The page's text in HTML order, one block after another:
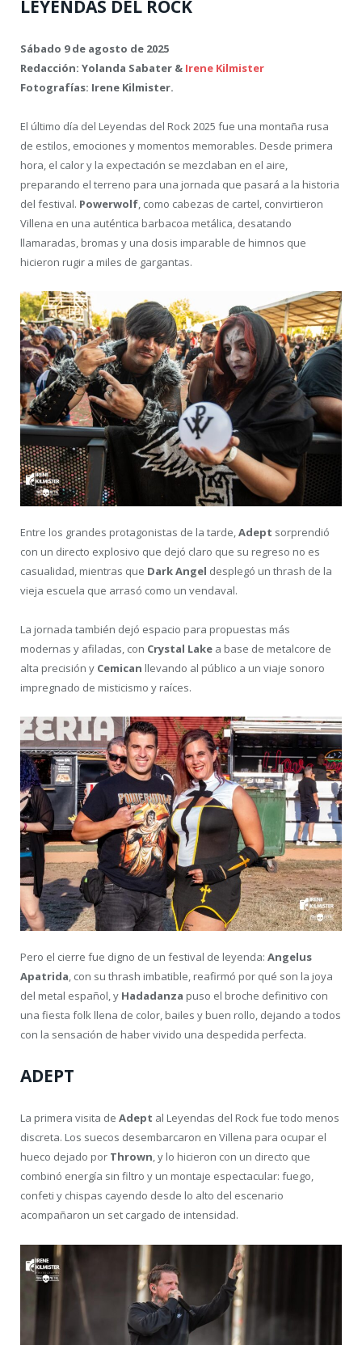
LEYENDAS DEL ROCK
Sábado 9 de agosto de 2025
Redacción: Yolanda Sabater & Irene Kilmister
Fotografías: Irene Kilmister.
El último día del Leyendas del Rock 2025 fue una montaña rusa
de estilos, emociones y momentos memorables. Desde primera
hora, el calor y la expectación se mezclaban en el aire,
preparando el terreno para una jornada que pasará a la historia
del festival. Powerwolf, como cabezas de cartel, convirtieron
Villena en una auténtica barbacoa metálica, desatando
llamaradas, bromas y una dosis imparable de himnos que
hicieron rugir a miles de gargantas.
Entre los grandes protagonistas de la tarde,Adept sorprendió
con un directo explosivo que dejó claro que su regreso no es
casualidad, mientras que Dark Angel desplegó un thrash de la
vieja escuela que arrasó como un vendaval.
La jornada también dejó espacio para propuestas más
modernas y afiladas, con Crystal Lake a base de metalcore de
alta precisión y Cemican llevando al público a un viaje sonoro
impregnado de misticismo y raíces.
Pero el cierre fue digno de un festival de leyenda: Angelus
Apatrida, con su thrash imbatible, reafirmó por qué son la joya
del metal español, y Hadadanza puso el broche definitivo con
una fiesta folk llena de color, bailes y buen rollo, dejando a todos
con la sensación de haber vivido una despedida perfecta.
ADEPT
La primera visita de Adept al Leyendas del Rock fue todo menos
discreta. Los suecos desembarcaron en Villena para ocupar el
hueco dejado por Thrown, y lo hicieron con un directo que
combinó energía sin filtro y un montaje espectacular: fuego,
confeti y chispas cayendo desde lo alto del escenario
acompañaron un set cargado de intensidad.